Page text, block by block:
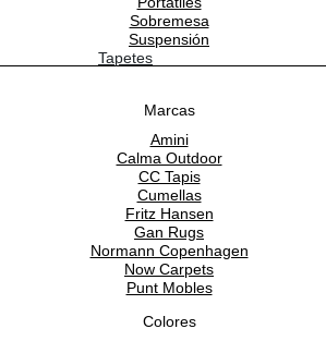
Sobremesa
Suspensión
Tapetes
Marcas
Amini
Calma Outdoor
CC Tapis
Cumellas
Fritz Hansen
Gan Rugs
Normann Copenhagen
Now Carpets
Punt Mobles
Colores
ATENCIÓN AL CLIENTE